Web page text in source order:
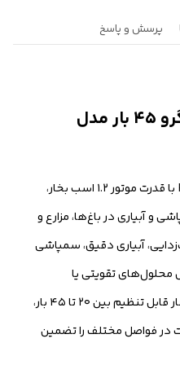
پرسش و پاسخ
معرفی پمپ سمپاش اگرو ۴۵ بار مدل
آگرو مدل HA-45C1 با قدرت موتور ۱.۲ اسب بخار،
و آبیاری در باغ‌ها، مزارع و
آبیاری دقیق، سمپاشی
محلول‌های تقویتی یا
ضدعفونی‌کننده کاربرد دارد. با فشار قابل تنظیم بین ۲۰ تا ۴۵ بار،
فواصل مختلف را تضمین